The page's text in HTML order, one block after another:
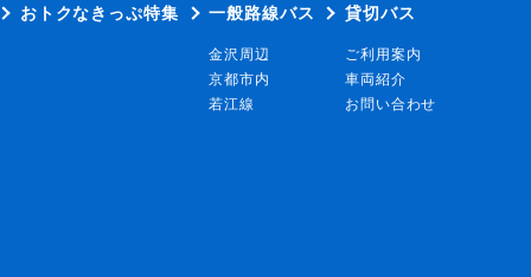
おトクなきっぷ特集 一般路線バス
金沢周辺
京都市内
若江線
貸切バス
ご利用案内
車両紹介
お問い合わせ